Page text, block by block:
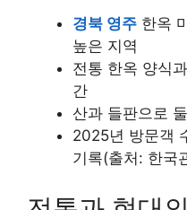
경북 영주 한옥
높은 지역
전통 한옥 양식
간
산과 들판으로
2025년 방문객
기록(출처: 한국